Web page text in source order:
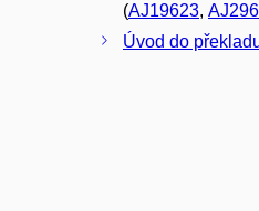
(AJ19623,
Úvod do